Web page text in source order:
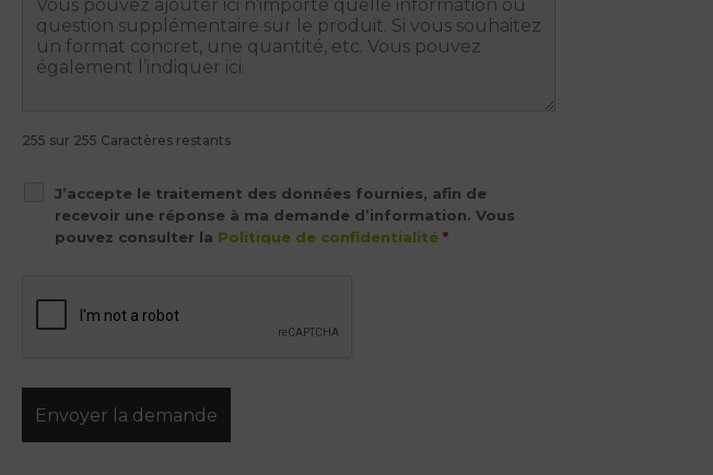
255 sur 255 Caractères restants
J’accepte le traitement des données fournies, afin de
recevoir une réponse à ma demande d’information. Vous
pouvez consulter la Politique de confidentialité *